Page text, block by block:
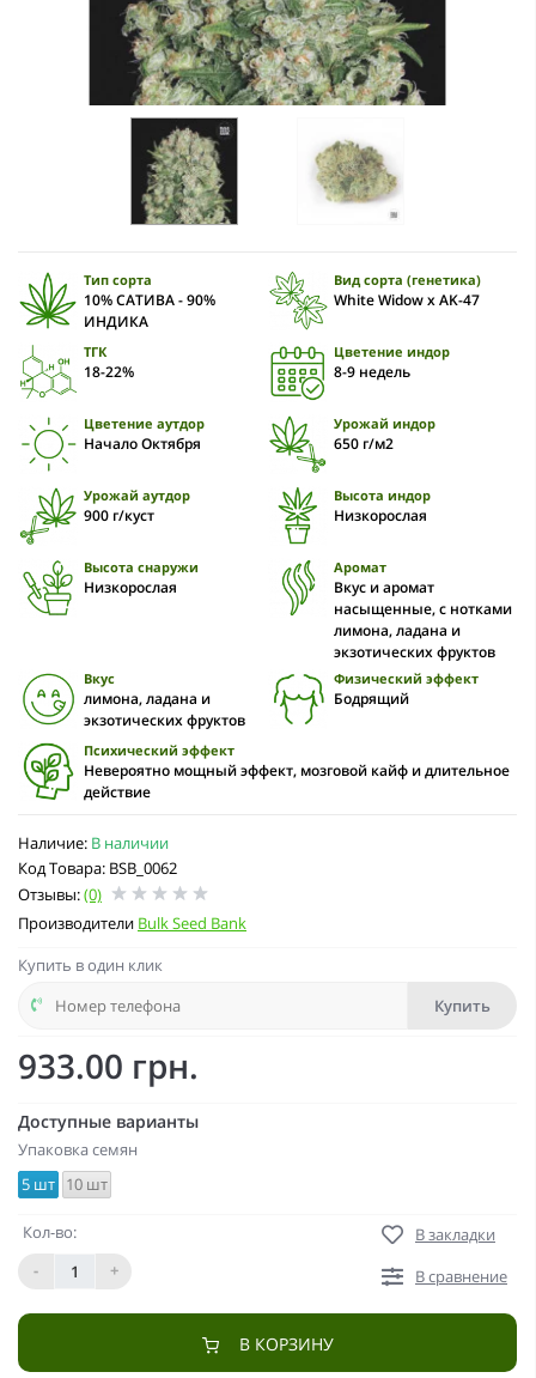
Наличие: В наличии
Код Товара: BSB_0062
Отзывы:(0)
Производители Bulk Seed Bank
Тип сорта
10% САТИВА - 90%
ИНДИКА
Вид сорта (генетика)
White Widow x AK-47
ТГК
18-22%
Цветение индор
8-9 недель
Цветение аутдор
Начало Октября
Урожай индор
650 г/м2
Урожай аутдор
900 г/куст
Высота индор
Низкорослая
Высота снаружи
Низкорослая
Аромат
Вкус и аромат
насыщенные, с нотками
лимона, ладана и
экзотических фруктов
Вкус
лимона, ладана и
экзотических фруктов
Физический эффект
Бодрящий
Психический эффект
Невероятно мощный эффект, мозговой кайф и длительное
действие
Купить в один клик
Купить
933.00 грн.
Доступные варианты
Упаковка семян
5 шт 10 шт
Кол-во:
-
+
В закладки
В сравнение
В КОРЗИНУ